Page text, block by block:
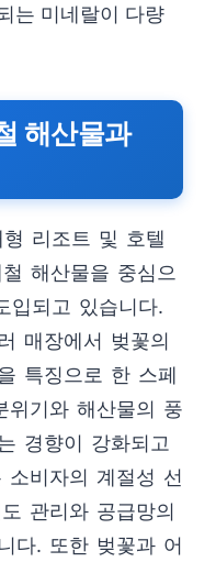
는 미네랄이 다량
해산물과
리조트 및 호텔
해산물을 중심으
입되고 있습니다.
매장에서 벚꽃의
특징으로 한 스페
위기와 해산물의 풍
경향이 강화되고
소비자의 계절성 선
관리와 공급망의
다. 또한 벚꽃과 어